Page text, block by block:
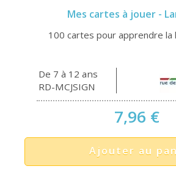
Mes cartes à jouer -
100 cartes pour apprendre la
De 7 à 12 ans
RD-MCJSIGN
7,96 €
Ajouter au